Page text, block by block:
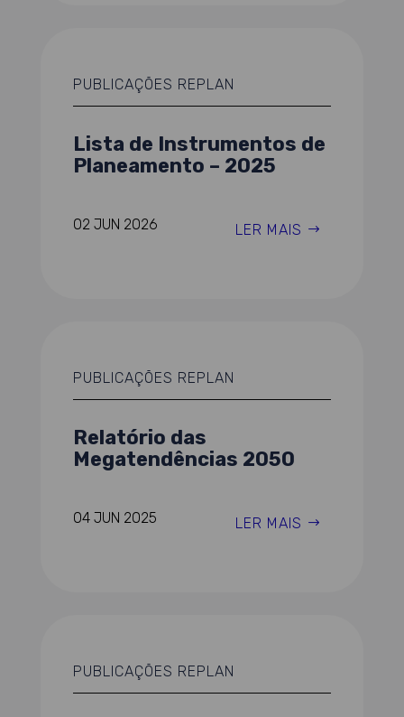
PUBLICAÇÕES REPLAN
Lista de Instrumentos de
Planeamento – 2025
02 JUN 2026 LER MAIS
PUBLICAÇÕES REPLAN
Relatório das
Megatendências 2050
04 JUN 2025 LER MAIS
PUBLICAÇÕES REPLAN